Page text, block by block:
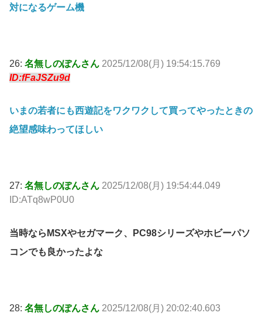
対になるゲーム機
26: 名無しのぽんさん 2025/12/08(月) 19:54:15.769
ID:fFaJSZu9d
いまの若者にも西遊記をワクワクして買ってやったときの
絶望感味わってほしい
27: 名無しのぽんさん 2025/12/08(月) 19:54:44.049
ID:ATq8wP0U0
当時ならMSXやセガマーク、PC98シリーズやホビーパソ
コンでも良かったよな
28: 名無しのぽんさん 2025/12/08(月) 20:02:40.603